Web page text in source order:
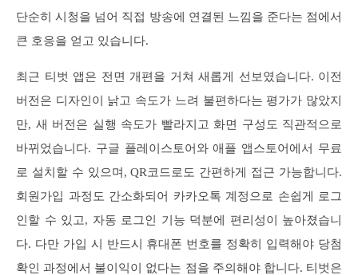
단순히 시청을 넘어 직접 방송에 연결된 느낌을 준다는 점에서
큰 호응을 얻고 있습니다.
최근 티벗 앱은 전면 개편을 거쳐 새롭게 선보였습니다. 이전
버전은 디자인이 낡고 속도가 느려 불편하다는 평가가 많았지
만, 새 버전은 실행 속도가 빨라지고 화면 구성도 직관적으로
바뀌었습니다. 구글 플레이스토어와 애플 앱스토어에서 무료
로 설치할 수 있으며, QR코드로도 간편하게 접근 가능합니다.
회원가입 과정도 간소화되어 카카오톡 계정으로 손쉽게 로그
인할 수 있고, 자동 로그인 기능 덕분에 편리성이 높아졌습니
다. 다만 가입 시 반드시 휴대폰 번호를 정확히 입력해야 당첨
확인 과정에서 불이익이 없다는 점을 주의해야 합니다. 티벗은